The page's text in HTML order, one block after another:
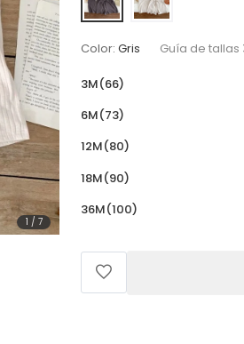
1 / 7
Color: Gris Guía de tallas
3M(66)
6M(73)
12M(80)
18M(90)
36M(100)